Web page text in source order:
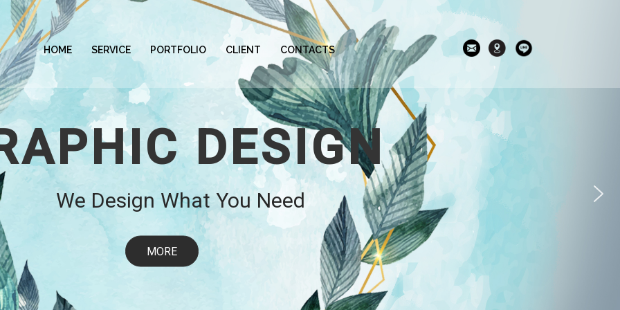
HOME SERVICE PORTFOLIO CLIENT CONTACTS
DESIGN
We Design What You Need
MORE